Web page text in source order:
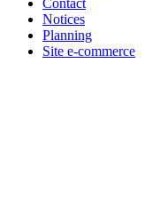
Notices
Planning
Site e-commerce